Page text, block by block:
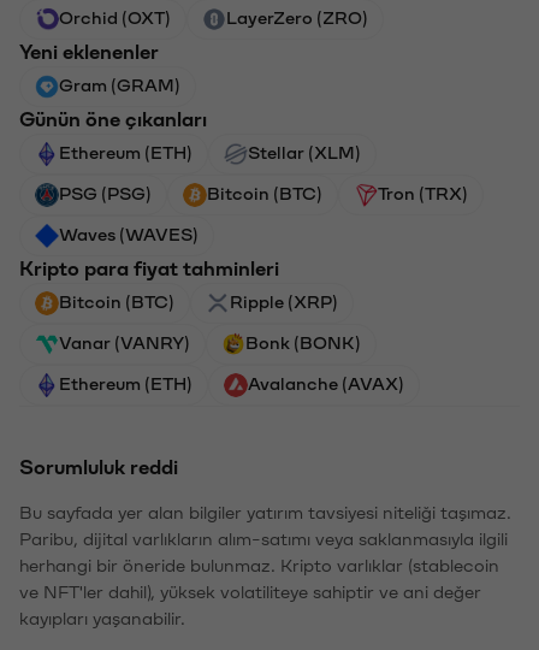
Orchid (OXT) LayerZero (ZRO)
Yeni eklenenler
Gram (GRAM)
Günün öne çıkanları
Ethereum (ETH) Stellar (XLM)
PSG (PSG) Bitcoin (BTC) Tron (TRX)
Waves (WAVES)
Kripto para fiyat tahminleri
Bitcoin (BTC) Ripple (XRP)
Vanar (VANRY) Bonk (BONK)
Ethereum (ETH) Avalanche (AVAX)
Sorumluluk reddi
Bu sayfada yer alan bilgiler yatırım tavsiyesi niteliği taşımaz.
Paribu, dijital varlıkların alım-satımı veya saklanmasıyla ilgili
herhangi bir öneride bulunmaz. Kripto varlıklar (stablecoin
ve NFT'ler dahil), yüksek volatiliteye sahiptir ve ani değer
kayıpları yaşanabilir.